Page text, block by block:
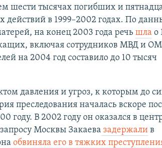
шести тысячах погибших и
действий в 1999–2002 годах. По
на конец 2003 года речь шла о
включая сотрудников МВД и
на 2004 год составило до 10 тысяч
давления и угроз, к которым до
преследования началась вскоре
году. В 2002 году он оказался в
Москвы Закаева задержалив
обвиняла его в тяжких